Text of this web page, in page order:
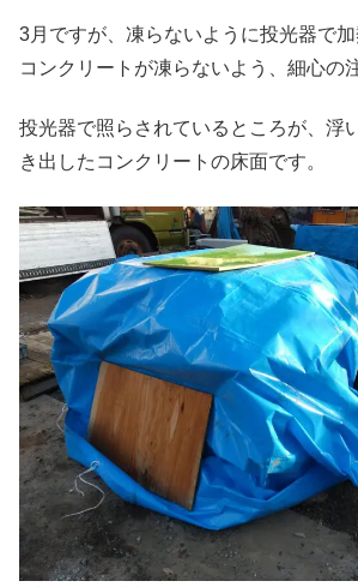
3月ですが、凍らないように投光器で加
コンクリートが凍らないよう、細心の
投光器で照らされているところが、浮
き出したコンクリートの床面です。